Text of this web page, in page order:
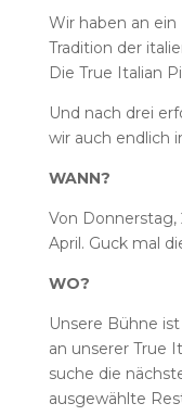
Wir haben an
Tradition der
Die True Italian
Und nach drei
wir auch endlich
WANN?
Von Donnerstag,
April. Guck mal
WO?
Unsere Bühne
an unserer True
suche die
ausgewählte